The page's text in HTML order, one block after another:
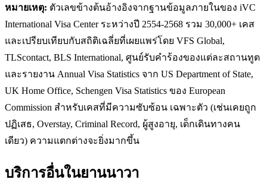
หมายเหตุ: ตัวเลขข้างต้นอ้างอิงจากฐานข้อมูลภายในของ iVC
International Visa Center ระหว่างปี 2554-2568 รวม 30,000+ เคส
และเปรียบเทียบกับสถิติเฉลี่ยที่เผยแพร่โดย VFS Global,
TLScontact, BLS International, ศูนย์รับคำร้องของแต่ละสถานทูต
และรายงาน Annual Visa Statistics จาก US Department of State,
UK Home Office, Schengen Visa Statistics ของ European
Commission สำหรับเคสที่มีความซับซ้อน เฉพาะตัว (เช่นเคยถูก
ปฏิเสธ, Overstay, Criminal Record, ผู้สูงอายุ, เด็กเดินทางคน
เดียว) ความแตกต่างจะยิ่งมากขึ้น
บริการอื่นในยานนาวา